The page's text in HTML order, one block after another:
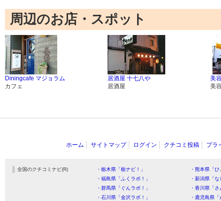
周辺のお店・スポット
Diningcafe マジョラム
カフェ
居酒屋 十七八や
居酒屋
美
美
ホーム サイトマップ ログイン クチコミ投稿 プラ
全国のクチコミナビ(R) ・栃木県「栃ナビ！」
・熊本県「
・福島県「ふくラボ！」
・新潟県「
・群馬県「ぐんラボ！」
・香川県「
・石川県「金沢ラボ！」
・鹿児島県